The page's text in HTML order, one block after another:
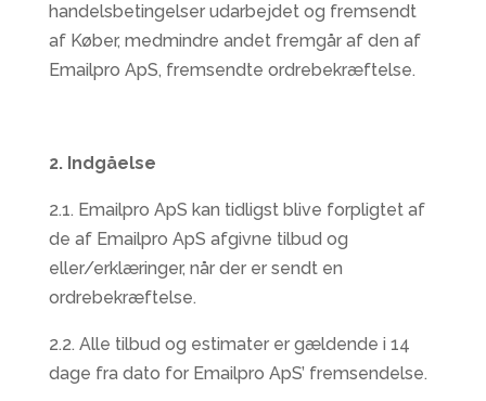
handelsbetingelser udarbejdet og fremsendt
af Køber, medmindre andet fremgår af den af
Emailpro ApS, fremsendte ordrebekræftelse.
2. Indgåelse
2.1. Emailpro ApS kan tidligst blive forpligtet af
de af Emailpro ApS afgivne tilbud og
eller/erklæringer, når der er sendt en
ordrebekræftelse.
2.2. Alle tilbud og estimater er gældende i 14
dage fra dato for Emailpro ApS’ fremsendelse.